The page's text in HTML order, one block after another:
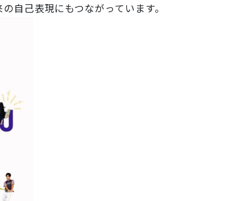
自己表現にもつながっています。